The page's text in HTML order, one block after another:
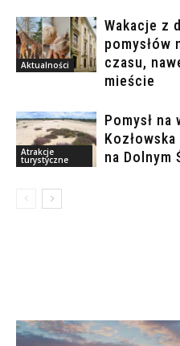
Aktualności
Wakacje z
pomysłów
czasu,
mieście
Atrakcje
turystyczne
Pomysł na
na Dolnym